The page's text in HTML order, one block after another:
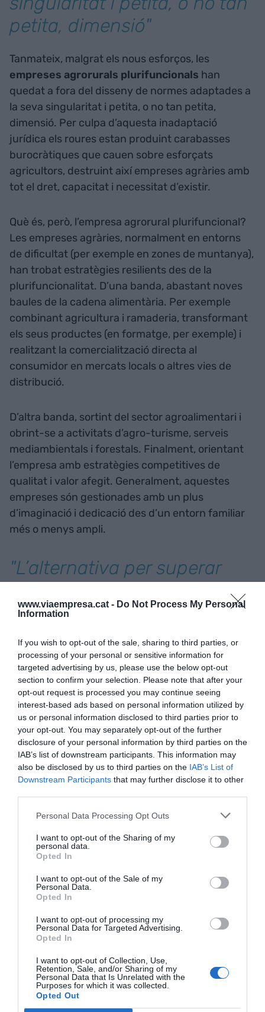
www.viaempresa.cat - Do Not Process My Personal
Information
If you wish to opt-out of the sale, sharing to third parties, or
processing of your personal or sensitive information for
targeted advertising by us, please use the below opt-out
section to confirm your selection. Please note that after your
opt-out request is processed you may continue seeing
interest-based ads based on personal information utilized by
us or personal information disclosed to third parties prior to
your opt-out. You may separately opt-out of the further
disclosure of your personal information by third parties on the
IAB’s list of downstream participants. This information may
also be disclosed by us to third parties on the IAB’s List of
Downstream Participants that may further disclose it to other
Personal Data Processing Opt Outs
I want to opt-out of the Sharing of my
personal data.
Opted In
I want to opt-out of the Sale of my
Personal Data.
Opted In
I want to opt-out of processing my
Personal Data for Targeted Advertising.
Opted In
I want to opt-out of Collection, Use,
Retention, Sale, and/or Sharing of my
Personal Data that Is Unrelated with the
Purposes for which it was collected.
Opted Out
petita, dimensió"
Tanmateix, malgrat els nous esforços, les
empreses agrorurals plurifuncionals han
quedat a fora del disseny de normes adaptades a
la seva singularitat i petita, o no tan petita,
dimensió. Per culpa d’aquesta inadaptació
jurídica els roures estan produint carabasses
burocràtiques que cauen sobre esforçats
agricultors, destruint així empreses agràries amb
tot el dret, capacitat i necessitat d’existir.
Què és, però, l’empresa agrorural plurifuncional?
Les empreses agràries, normalment en entorns
de dificultat (per exemple en zones de muntanya),
han trobat estratègies resilients des de la
plurifuncionalitat. D’una banda, abastant noves
baules de la cadena alimentària. Per exemple
combinant agricultura i ramaderia, transformant
els seus productes (en formatge, per exemple) i
realitzant la comercialització directa al
consumidor en mercats locals o altres vies de
distribució.
D’altra banda, sortint del sector agroalimentari i
obrint-se a activitats d’agro-turisme, serveis
mediambientals i forestals. Finalment, orientant
l’empresa amb estratègies competitives de
qualitat i valor afegit. Generalment, aquestes
empreses són gestionades amb un plus
d’imaginació i dedicació des d’un entorn familiar
més o menys ampli.
"L’alternativa per superar
partir l’empresa en diferents
parts o, dit d’altra manera,
creant diverses empreses
fictícies"
On rau el problema? Que ningú ha pensat amb
elles i es veuen obligades a actuar com múltiples
empreses. Curiosament, són les continuadores
d’una forma d’organització tradicional, però els
nous temps les desconeixen. Per exemple, no es
reconeix la dimensió econòmica del conjunt de
l’empresa a l’hora de definir com a agricultor
que percentualment és més limitada poden tenir
dificultats per a ser beneficiaris d’ajuts de la PAC.
L’alternativa per superar aquesta dificultat sol ser
partir l’empresa en diferents parts o, dit d’altra
manera, creant diverses empreses fictícies.
La segona dificultat són els controls per separat
segons l’activitat i/o sector empresarial de cada
part. Els controls són independents quan es parla
d’agricultura, quan es parla de ramaderia, quan es
parla d’agroturisme, quan es parla de comerç de